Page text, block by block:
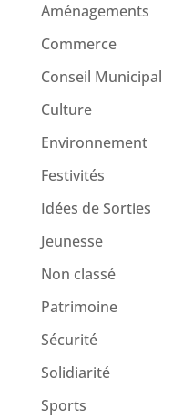
Aménagements
Commerce
Conseil Municipal
Culture
Environnement
Festivités
Idées de Sorties
Jeunesse
Non classé
Patrimoine
Sécurité
Solidiarité
Sports